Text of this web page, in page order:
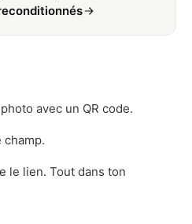
avec un QR code.
champ.
le lien. Tout dans ton